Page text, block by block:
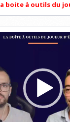
boite à outils du